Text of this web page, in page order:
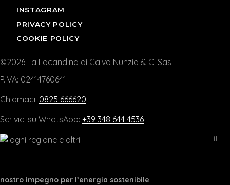
INSTAGRAM
PRIVACY POLICY
COOKIE POLICY
©2026 La Locandina di Calvo Nunzia & C. Sas
P.IVA: 02414760641
Chiamaci: 0825 666620
Scrivici su WhatsApp: +39 348 644 4536
Il
nostro impegno per l’energia sostenibile